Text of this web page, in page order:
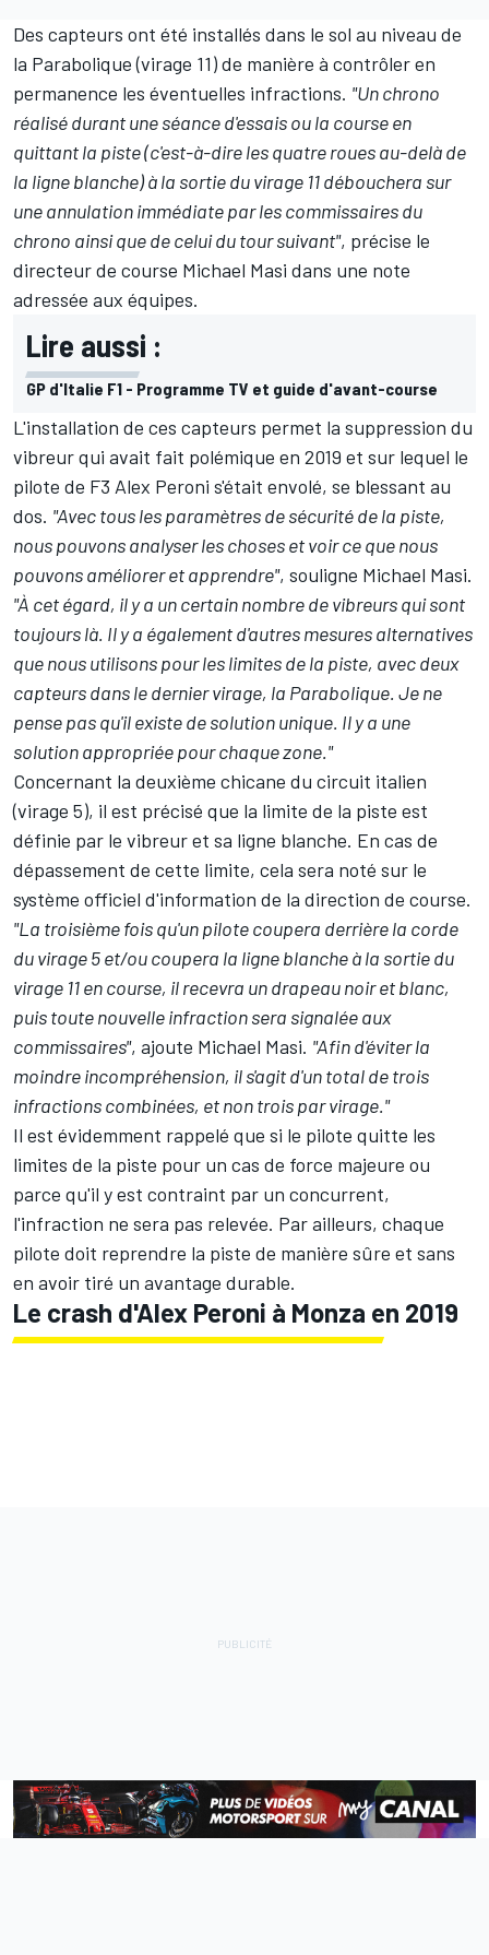
Des capteurs ont été installés dans le sol au niveau de
la Parabolique (virage 11) de manière à contrôler en
permanence les éventuelles infractions. "Un chrono
réalisé durant une séance d'essais ou la course en
quittant la piste (c'est-à-dire les quatre roues au-delà de
la ligne blanche) à la sortie du virage 11 débouchera sur
une annulation immédiate par les commissaires du
chrono ainsi que de celui du tour suivant", précise le
directeur de course Michael Masi dans une note
adressée aux équipes.
Lire aussi :
GP d'Italie F1 - Programme TV et guide d'avant-course
L'installation de ces capteurs permet la suppression du
vibreur qui avait fait polémique en 2019 et sur lequel le
pilote de F3 Alex Peroni s'était envolé, se blessant au
dos. "Avec tous les paramètres de sécurité de la piste,
nous pouvons analyser les choses et voir ce que nous
pouvons améliorer et apprendre", souligne Michael Masi.
"À cet égard, il y a un certain nombre de vibreurs qui sont
toujours là. Il y a également d'autres mesures alternatives
que nous utilisons pour les limites de la piste, avec deux
capteurs dans le dernier virage, la Parabolique. Je ne
pense pas qu'il existe de solution unique. Il y a une
solution appropriée pour chaque zone."
Concernant la deuxième chicane du circuit italien
(virage 5), il est précisé que la limite de la piste est
définie par le vibreur et sa ligne blanche. En cas de
dépassement de cette limite, cela sera noté sur le
système officiel d'information de la direction de course.
"La troisième fois qu'un pilote coupera derrière la corde
du virage 5 et/ou coupera la ligne blanche à la sortie du
virage 11 en course, il recevra un drapeau noir et blanc,
puis toute nouvelle infraction sera signalée aux
commissaires", ajoute Michael Masi. "Afin d'éviter la
moindre incompréhension, il s'agit d'un total de trois
infractions combinées, et non trois par virage."
Il est évidemment rappelé que si le pilote quitte les
limites de la piste pour un cas de force majeure ou
parce qu'il y est contraint par un concurrent,
l'infraction ne sera pas relevée. Par ailleurs, chaque
pilote doit reprendre la piste de manière sûre et sans
en avoir tiré un avantage durable.
Le crash d'Alex Peroni à Monza en 2019